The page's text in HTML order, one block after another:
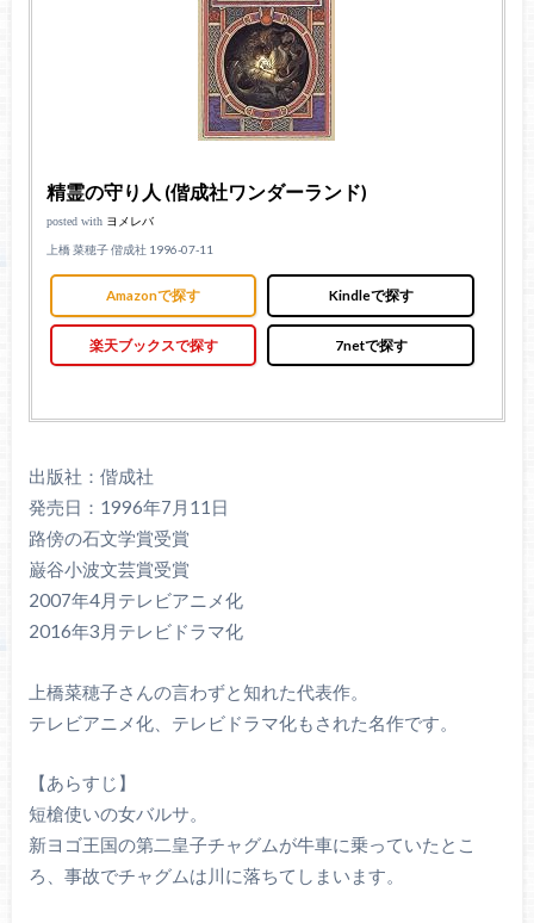
精霊の守り人 (偕成社ワンダーランド)
posted with ヨメレバ
上橋 菜穂子 偕成社 1996-07-11
Amazonで探す Kindleで探す
楽天ブックスで探す 7netで探す
出版社：偕成社
発売日：1996年7月11日
路傍の石文学賞受賞
巌谷小波文芸賞受賞
2007年4月テレビアニメ化
2016年3月テレビドラマ化
上橋菜穂子さんの言わずと知れた代表作。
テレビアニメ化、テレビドラマ化もされた名作です。
【あらすじ】
短槍使いの女バルサ。
新ヨゴ王国の第二皇子チャグムが牛車に乗っていたとこ
ろ、事故でチャグムは川に落ちてしまいます。